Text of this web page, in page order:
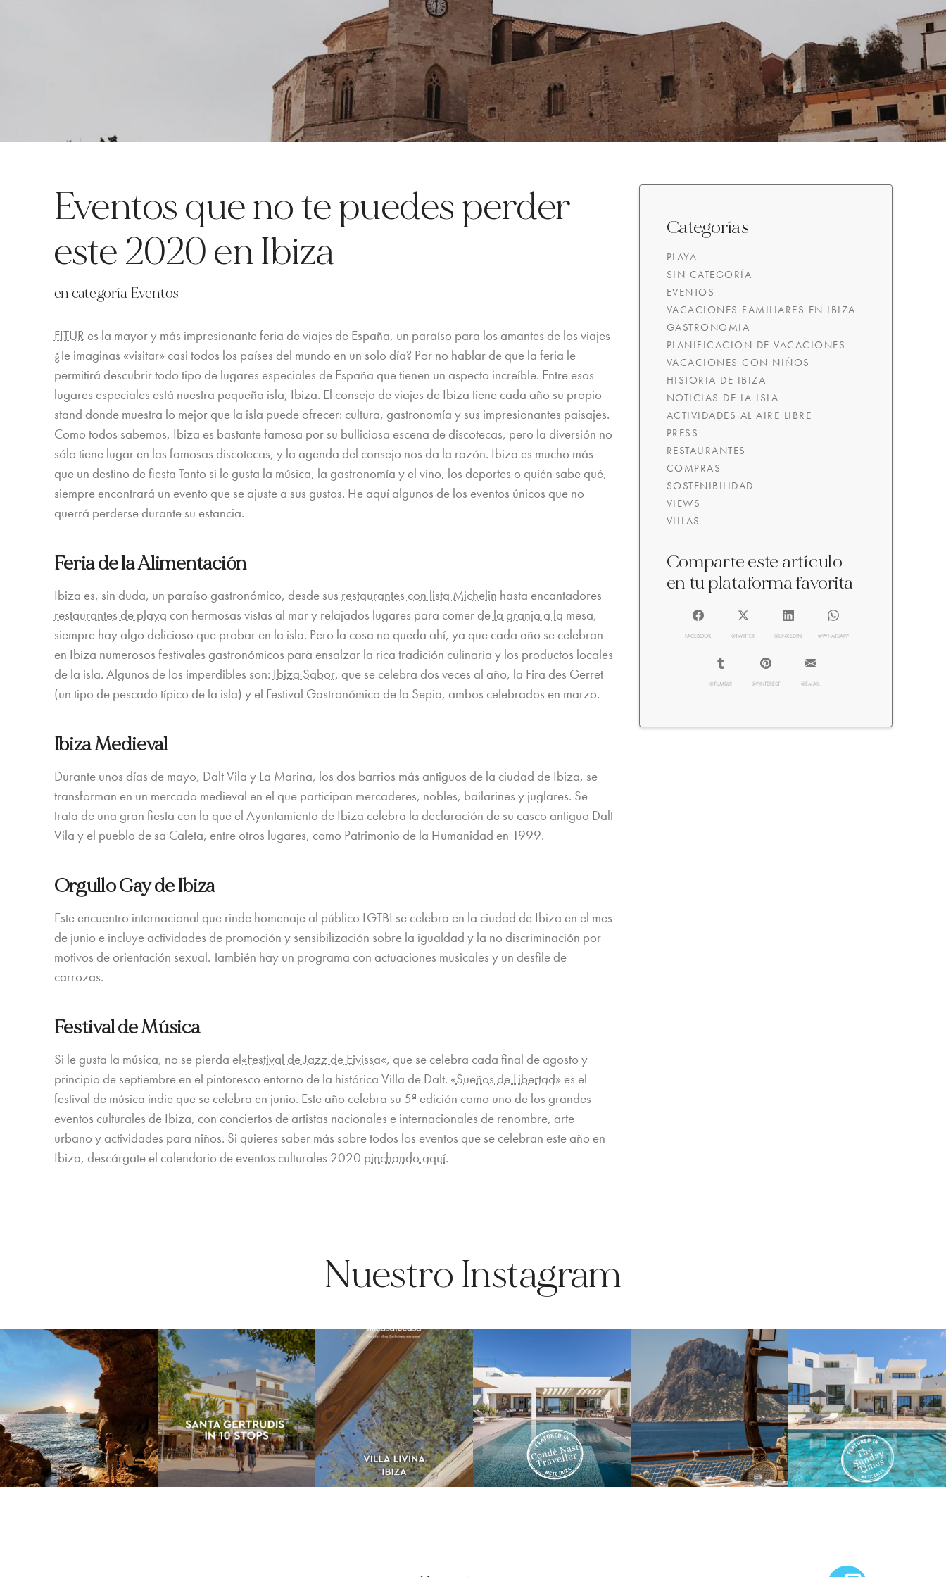
Eventos que no te puedes perder
este 2020 en Ibiza
en categoría: Eventos
FITUR es la mayor y más impresionante feria de viajes de España, un paraíso para los amantes de los viajes
¿Te imaginas «visitar» casi todos los países del mundo en un solo día? Por no hablar de que la feria le
permitirá descubrir todo tipo de lugares especiales de España que tienen un aspecto increíble. Entre esos
lugares especiales está nuestra pequeña isla, Ibiza. El consejo de viajes de Ibiza tiene cada año su propio
stand donde muestra lo mejor que la isla puede ofrecer: cultura, gastronomía y sus impresionantes paisajes.
Como todos sabemos, Ibiza es bastante famosa por su bulliciosa escena de discotecas, pero la diversión no
sólo tiene lugar en las famosas discotecas, y la agenda del consejo nos da la razón. Ibiza es mucho más
que un destino de fiesta Tanto si le gusta la música, la gastronomía y el vino, los deportes o quién sabe qué,
siempre encontrará un evento que se ajuste a sus gustos. He aquí algunos de los eventos únicos que no
querrá perderse durante su estancia.
Feria de la Alimentación
Ibiza es, sin duda, un paraíso gastronómico, desde susrestaurantes con lista Michelin hasta encantadores
restaurantes de playa con hermosas vistas al mar y relajados lugares para comerde la granja a la mesa,
siempre hay algo delicioso que probar en la isla. Pero la cosa no queda ahí, ya que cada año se celebran
en Ibiza numerosos festivales gastronómicos para ensalzar la rica tradición culinaria y los productos locales
de la isla. Algunos de los imperdibles son:Ibiza Sabor, que se celebra dos veces al año, la Fira des Gerret
(un tipo de pescado típico de la isla) y el Festival Gastronómico de la Sepia, ambos celebrados en marzo.
Ibiza Medieval
Durante unos días de mayo, Dalt Vila y La Marina, los dos barrios más antiguos de la ciudad de Ibiza, se
transforman en un mercado medieval en el que participan mercaderes, nobles, bailarines y juglares. Se
trata de una gran fiesta con la que el Ayuntamiento de Ibiza celebra la declaración de su casco antiguo Dalt
Vila y el pueblo de sa Caleta, entre otros lugares, como Patrimonio de la Humanidad en 1999.
Orgullo Gay de Ibiza
Este encuentro internacional que rinde homenaje al público LGTBI se celebra en la ciudad de Ibiza en el mes
de junio e incluye actividades de promoción y sensibilización sobre la igualdad y la no discriminación por
motivos de orientación sexual. También hay un programa con actuaciones musicales y un desfile de
carrozas.
Festival de Música
Si le gusta la música, no se pierda el«Festival de Jazz de Eivissa«, que se celebra cada final de agosto y
principio de septiembre en el pintoresco entorno de la histórica Villa de Dalt. «Sueños de Libertad» es el
festival de música indie que se celebra en junio. Este año celebra su 5ª edición como uno de los grandes
eventos culturales de Ibiza, con conciertos de artistas nacionales e internacionales de renombre, arte
urbano y actividades para niños. Si quieres saber más sobre todos los eventos que se celebran este año en
Ibiza, descárgate el calendario de eventos culturales 2020 pinchando aquí.
Categorías
PLAYA
SIN CATEGORÍA
EVENTOS
VACACIONES FAMILIARES EN IBIZA
GASTRONOMIA
PLANIFICACION DE VACACIONES
VACACIONES CON NIÑOS
HISTORIA DE IBIZA
NOTICIAS DE LA ISLA
ACTIVIDADES AL AIRE LIBRE
PRESS
RESTAURANTES
COMPRAS
SOSTENIBILIDAD
VIEWS
VILLAS
Comparte este artículo
en tu plataforma favorita
FACEBOOK @TWITTER @LINKEDIN @WHATSAPP
@TUMBLR @PINTEREST @EMAIL
Nuestro Instagram